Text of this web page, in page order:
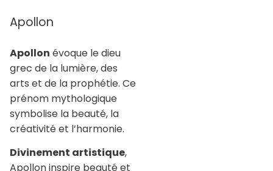
Apollon
Apollon évoque le dieu
grec de la lumière, des
arts et de la prophétie. Ce
prénom mythologique
symbolise la beauté, la
créativité et l’harmonie.
Divinement artistique,
Apollon inspire beauté et